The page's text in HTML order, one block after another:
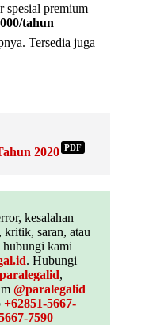
spesial premium
tahun
Tersedia juga
2020 PDF
kesalahan
saran, atau
hubungi kami
. Hubungi
,
@paralegalid
+62851-5667-
7590